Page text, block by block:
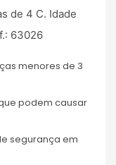
de 4 C. Idade
63026
menores de 3
podem causar
segurança em